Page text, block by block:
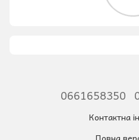
0661658350
Контактна
Повна